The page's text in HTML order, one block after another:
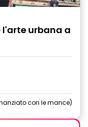
urbana a
con le mance